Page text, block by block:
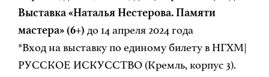
Выставка «Наталья Нестерова. Памяти
мастера» (6+) до 14 апреля 2024 года
*Вход на выставку по единому билету в НГХМ|
РУССКОЕ ИСКУССТВО (Кремль, корпус 3).